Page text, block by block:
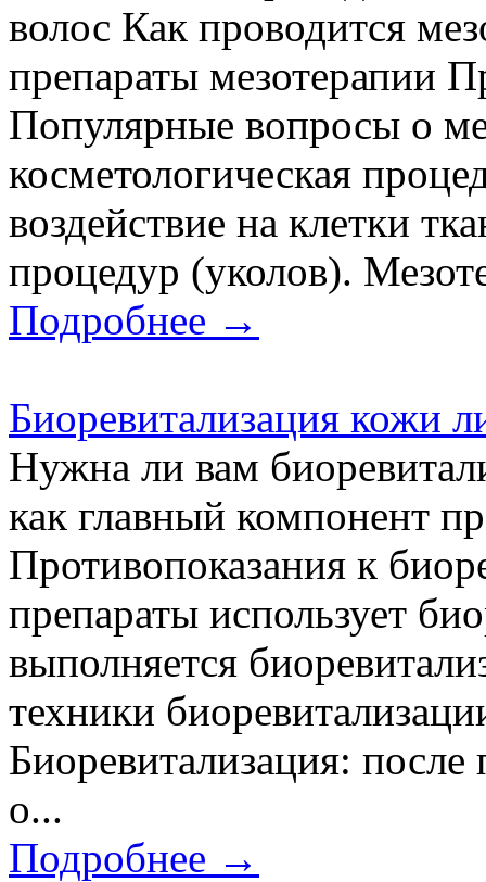
волос Как проводится
препараты мезотерапии
Популярные вопросы о
косметологическая
воздействие на клетки
процедур (уколов).
Подробнее →
Биоревитализация кожи
Нужна ли вам
как главный компонент
Противопоказания к
препараты использует
выполняется
техники
Биоревитализация:
о...
Подробнее →